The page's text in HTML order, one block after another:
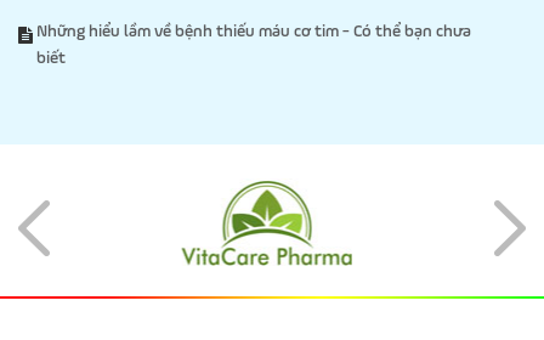
Những hiểu lầm về bệnh thiếu máu cơ tim - Có thể bạn chưa
biết